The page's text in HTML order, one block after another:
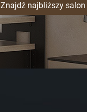
Znajdź najbliższy salon